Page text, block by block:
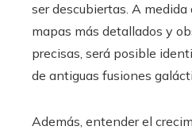
ser descubiertas. A
mapas más detallados y
precisas, será posible
de antiguas fusiones
Además, entender el